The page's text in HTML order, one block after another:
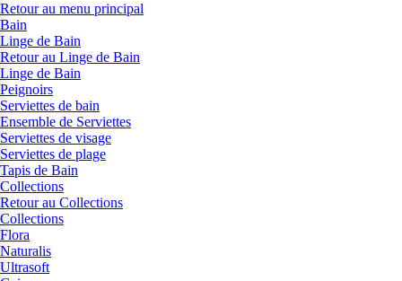
Retour au menu principal
Bain
Linge de Bain
Retour au Linge de Bain
Linge de Bain
Peignoirs
Serviettes de bain
Ensemble de Serviettes
Serviettes de visage
Serviettes de plage
Tapis de Bain
Collections
Retour au Collections
Collections
Flora
Naturalis
Ultrasoft